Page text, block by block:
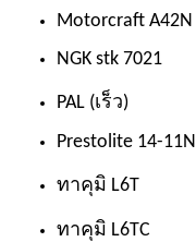
Motorcraft A42N
NGK stk 7021
PAL (เร็ว)
Prestolite 14-11N
ทาคุมิ L6T
ทาคุมิ L6TC